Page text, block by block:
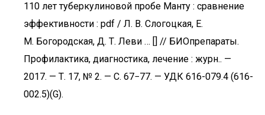
110 лет туберкулиновой пробе Манту : сравнение
эффективности : pdf / Л. В. Слогоцкая, Е.
М. Богородская, Д. Т. Леви … [] // БИОпрепараты.
Профилактика, диагностика, лечение : журн.. —
2017. — Т. 17, № 2. — С. 67−77. — УДК 616-079.4 (616-
002.5)(G).